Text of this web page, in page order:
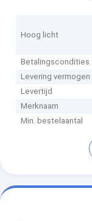
Hoog licht
Betalingscondities
Levering vermogen
Levertijd
Merknaam
Min. bestelaantal